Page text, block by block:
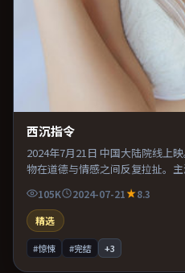
西沉指令
2024年7月21日 中国大陆院线上
物在道德与情感之间反复拉扯。
手戏张力贯穿全片。片尾留白意
图。
105K 2024-07-21
8.3
精选
#惊悚 #完结 +3